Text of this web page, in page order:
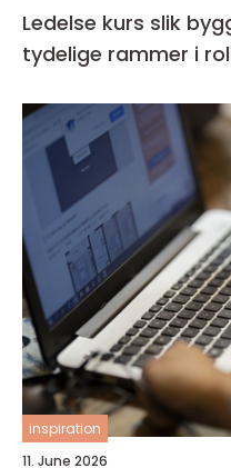
Ledelse kurs slik bygger du trygghet og
tydelige rammer i
inspiration
11. June 2026